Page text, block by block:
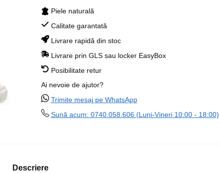
Piele naturală
Calitate garantată
Livrare rapidă din stoc
Livrare prin GLS sau locker EasyBox
Posibilitate retur
Ai nevoie de ajutor?
Trimite mesaj pe WhatsApp
Sună acum: 0740.058.606 (Luni-Vineri 10:00 - 18:00)
Descriere